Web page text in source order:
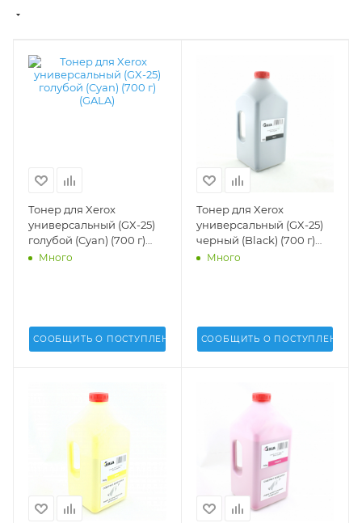
Тонер для Xerox
универсальный (GX-25)
голубой (Cyan) (700 г)
(GALA) -
Много
СООБЩИТЬ О ПОСТУПЛЕНИИ
Тонер для Xerox
универсальный (GX-25)
черный (Black) (700 г)
(GALA) - GX-25
Много
СООБЩИТЬ О ПОСТУПЛЕНИИ